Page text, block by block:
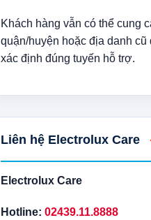
Khách hàng vẫn có thể cung
quận/huyện hoặc địa danh cũ
xác định đúng tuyến hỗ trợ.
Liên hệ Electrolux Care
Electrolux Care
Hotline: 02439.11.8888